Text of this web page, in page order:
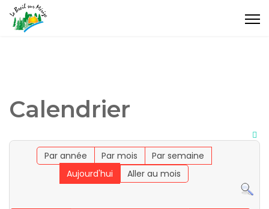
Calendrier
Par année Par mois
Par semaine
Aujourd'hui
Aller au mois